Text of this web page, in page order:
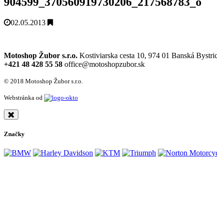
02.05.2013
Motoshop Žubor s.r.o. Kostiviarska cesta 10, 974 01 Banská
+421 48 428 55 58 office@motoshopzubor.sk
© 2018 Motoshop Žubor s.r.o.
Webstránka od
Značky